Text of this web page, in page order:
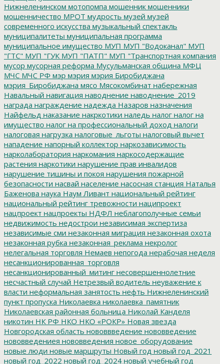
Нижнеленинском мотопомпа мошенник мошенники
мошенничество МРОТ мудрость музей музей
современного искусства музыкальный спектакль
муниципалитеты муниципальная программа
муниципальное имущество МУП МУП "Водоканал" МУП
"ГТС" МУП "ГУК МУП "ПАТП" МУП "Транспортная компания
мусор мусорная реформа Мусульманская община МФЦ
МЧС МЧС РФ мэр мэрия мэрия Биробиджана
мэрия_Биробиджана мясо Мясокомбинат набережная
Навальный навигация наводнение наводнение_2019
награда награждение надежда Назаров назначения
Найфельд наказание накркотики наледь налог налог на
имущество налог на профессиональный доход налоги
налоговая нагрузка налоговые_льготы налоговый вычет
нападение напорный коллектор наркозависимость
нарколаборатория наркомания наркосодержащие
растения наркотики нарушение прав инвалидов
нарушение тишины и покоя нарушения пожарной
безопасности насвай население насосная станция Наталья
Баженова наука Наум Ливант национальный рейтинг
национальный рейтинг тревожности наципроект
нацпроект нацпроекты НДФЛ неблагополучные семьи
недвижимость недострои независимая экспертиза
независимые сми незаконная миграция незаконная охота
незаконная рубка незаконная_реклама некролог
нелегальная торговля Немаев непогода нерабочая неделя
несанкционированная_торговля
несанкционированный_митинг несовершеннолетние
несчастный случай Нетрезвый водитель неуважение к
власти неформальная занятость нефть Нижнеленинский
пункт пропуска Николаевка николаевка_памятник
Николаевская районная больница Николай Канделя
никотин НК РФ НКО НКО «РОКР» Новая звезда
Новгородская область нововвведение нововведение
нововведениея нововведения новое_оборудование
новые люди новые маршруты Новый год новый год_2021
новый год_2022 новый год_2024 новый учебный год